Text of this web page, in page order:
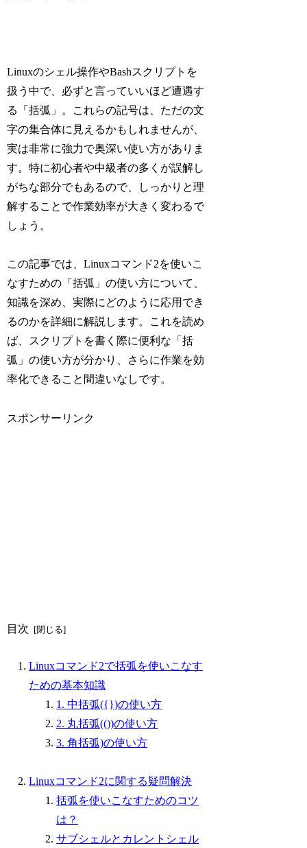
Linuxのシェル操作やBashスクリプトを
扱う中で、必ずと言っていいほど遭遇す
る「括弧」。これらの記号は、ただの文
字の集合体に見えるかもしれませんが、
実は非常に強力で奥深い使い方がありま
す。特に初心者や中級者の多くが誤解し
がちな部分でもあるので、しっかりと理
解することで作業効率が大きく変わるで
しょう。
この記事では、Linuxコマンド2を使いこ
なすための「括弧」の使い方について、
知識を深め、実際にどのように応用でき
るのかを詳細に解説します。これを読め
ば、スクリプトを書く際に便利な「括
弧」の使い方が分かり、さらに作業を効
率化できること間違いなしです。
スポンサーリンク
目次
Linuxコマンド2で括弧を使いこなす
ための基本知識
1. 中括弧({})の使い方
2. 丸括弧(())の使い方
3. 角括弧)の使い方
Linuxコマンド2に関する疑問解決
括弧を使いこなすためのコツ
は？
サブシェルとカレントシェル